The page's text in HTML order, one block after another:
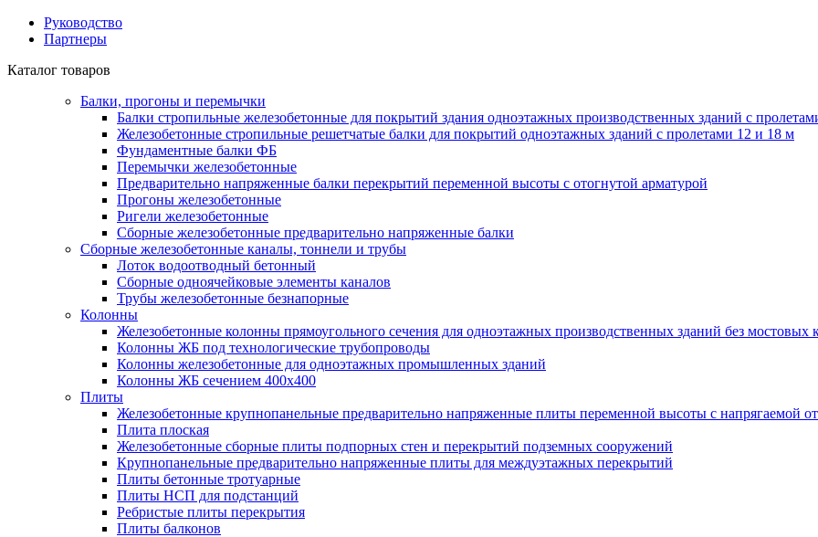
Руководство
Партнеры
Каталог товаров
Балки, прогоны и перемычки
Балки стропильные железобетонные для покрытий здания одноэтажных производственных зданий с
Железобетонные стропильные решетчатые балки для покрытий одноэтажных зданий с пролетами 12 и 18 м
Фундаментные балки ФБ
Перемычки железобетонные
Предварительно напряженные балки перекрытий переменной высоты с отогнутой арматурой
Прогоны железобетонные
Ригели железобетонные
Сборные железобетонные предварительно напряженные балки
Сборные железобетонные каналы, тоннели и трубы
Лоток водоотводный бетонный
Сборные одноячейковые элементы каналов
Трубы железобетонные безнапорные
Колонны
Железобетонные колонны прямоугольного сечения для одноэтажных производственных зданий без мостовых
Колонны ЖБ под технологические трубопроводы
Колонны железобетонные для одноэтажных промышленных зданий
Колонны ЖБ сечением 400х400
Плиты
Железобетонные крупнопанельные предварительно напряженные плиты переменной высоты с напрягаемой
Плита плоская
Железобетонные сборные плиты подпорных стен и перекрытий подземных сооружений
Крупнопанельные предварительно напряженные плиты для междуэтажных перекрытий
Плиты бетонные тротуарные
Плиты НСП для подстанций
Ребристые плиты перекрытия
Плиты балконов